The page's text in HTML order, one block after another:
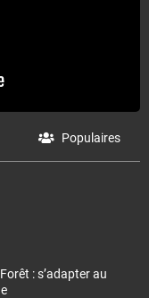
Populaires
: s’adapter au